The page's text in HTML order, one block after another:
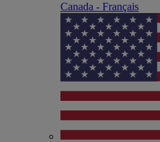
Canada - Français